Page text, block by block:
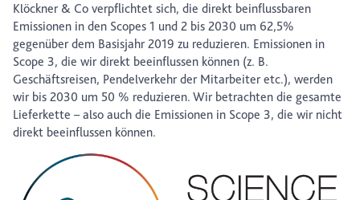
Klöckner & Co verpflichtet sich, die direkt beinflussbaren
Emissionen in den Scopes 1 und 2 bis 2030 um 62,5%
gegenüber dem Basisjahr 2019 zu reduzieren. Emissionen in
Scope 3, die wir direkt beeinflussen können (z. B.
Geschäftsreisen, Pendelverkehr der Mitarbeiter etc.), werden
wir bis 2030 um 50 % reduzieren. Wir betrachten die gesamte
Lieferkette – also auch die Emissionen in Scope 3, die wir nicht
direkt beeinflussen können.